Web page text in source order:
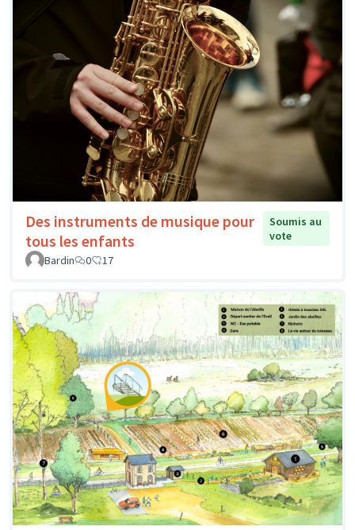
Des instruments de musique pour
tous les enfants
Soumis au
vote
Bardin
0 17